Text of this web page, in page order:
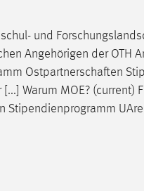
und
Angehörigen der OTH
Ostpartnerschaften
Warum MOE?
Stipendienprogramm